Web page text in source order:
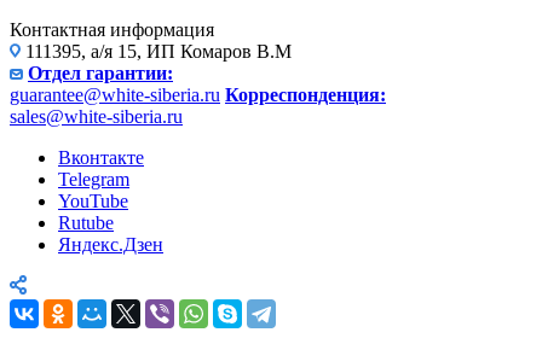
Контактная информация
111395, а/я 15, ИП Комаров В.М
Отдел гарантии:
guarantee@white-siberia.ru Корреспонденция:
sales@white-siberia.ru
Вконтакте
Telegram
YouTube
Rutube
Яндекс.Дзен